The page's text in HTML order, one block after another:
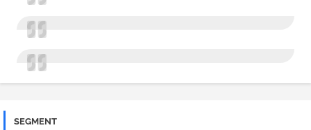
SEGMENT